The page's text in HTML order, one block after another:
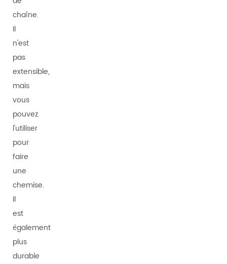
chaîne.
Il
n'est
pas
extensible,
mais
vous
pouvez
l'utiliser
pour
faire
une
chemise.
Il
est
également
plus
durable